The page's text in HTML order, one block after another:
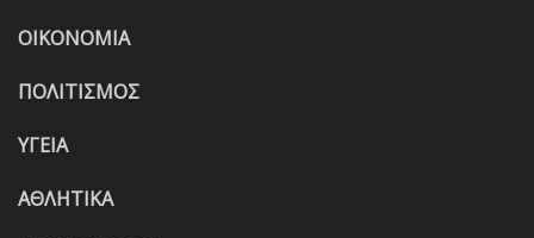
ΟΙΚΟΝΟΜΙΑ
ΠΟΛΙΤΙΣΜΟΣ
ΥΓΕΙΑ
ΑΘΛΗΤΙΚΑ